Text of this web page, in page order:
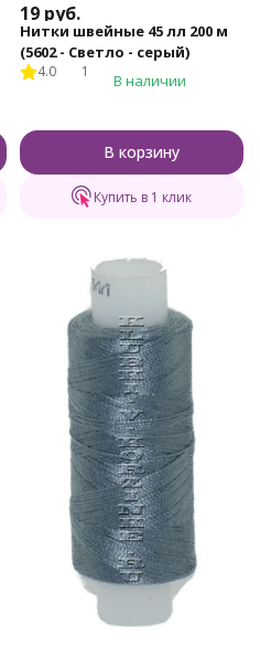
19 руб.
Нитки швейные 45 лл 200 м
(5602 - Светло - серый)
4.0 1 В наличии
В корзину
Купить в 1 клик